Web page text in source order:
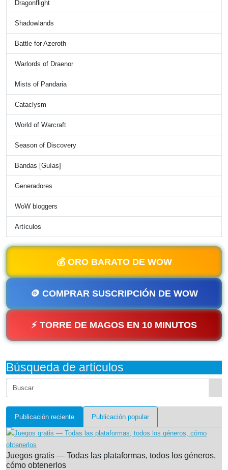
Dragonflight
Shadowlands
Battle for Azeroth
Warlords of Draenor
Mists of Pandaria
Cataclysm
World of Warcraft
Season of Discovery
Bandas [Guías]
Generadores
WoW bloggers
Artículos
💰 ORO BARATO DE WOW
🪙 COMPRAR SUSCRIPCIÓN DE WOW
⚡ TORRE DE MAGOS EN 10 MINUTOS
Búsqueda de artículos
Publicación reciente Publicación popular
Juegos gratis — Todas las plataformas, todos los géneros,
cómo obtenerlos